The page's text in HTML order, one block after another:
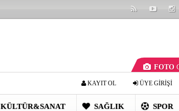
FOTO
ÜYE GİRİŞİ
KAYIT OL
KÜLTÜR&SANAT SAĞLIK SPOR